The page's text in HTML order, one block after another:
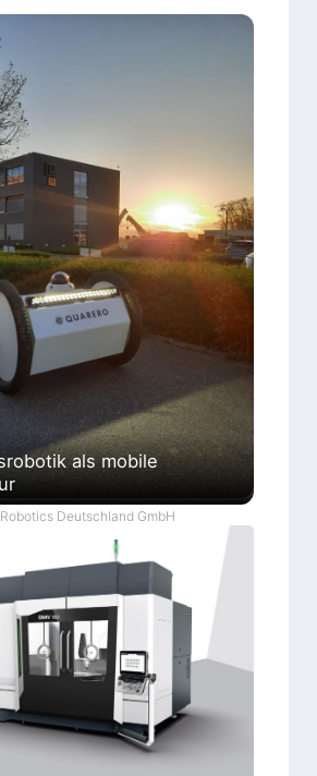
als mobile
Deutschland GmbH